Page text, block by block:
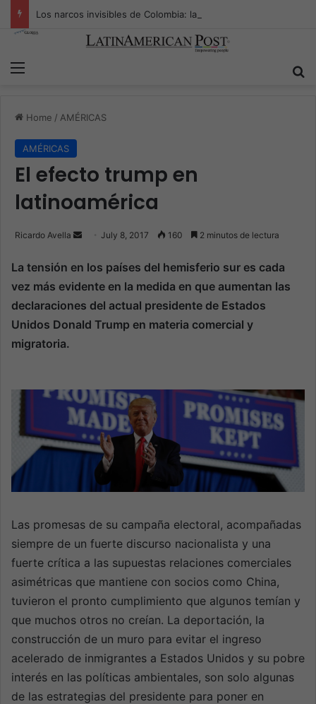
Home / AMÉRICAS
AMÉRICAS
El efecto trump en
latinoamérica
Ricardo Avella
n
d
a
n
i
l
July 8, 2017 160 2 minutos de lectura
La tensión en los países del hemisferio sur es cada
vez más evidente en la medida en que aumentan las
declaraciones del actual presidente de Estados
Unidos Donald Trump en materia comercial y
migratoria.
Las promesas de su campaña electoral, acompañadas
siempre de un fuerte discurso nacionalista y una
fuerte crítica a las supuestas relaciones comerciales
asimétricas que mantiene con socios como China,
tuvieron el pronto cumplimiento que algunos temían y
que muchos otros no creían. La deportación, la
construcción de un muro para evitar el ingreso
acelerado de inmigrantes a Estados Unidos y su pobre
interés en las políticas ambientales, son solo algunas
de las estrategias del presidente para poner en